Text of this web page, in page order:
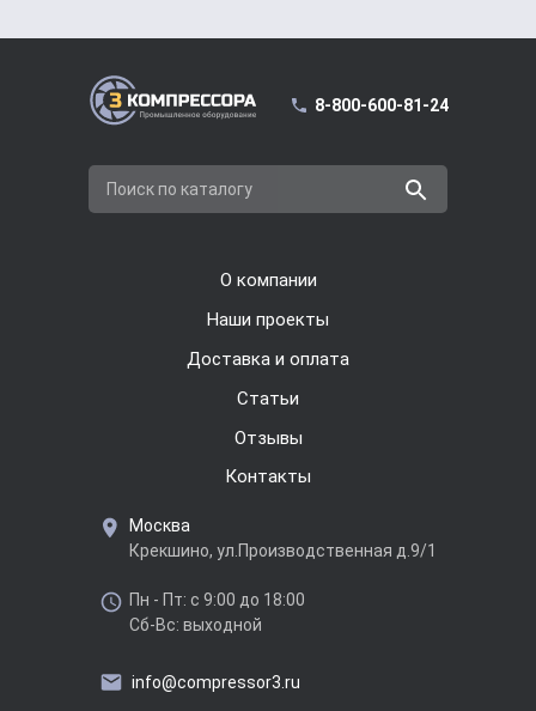
8-800-600-81-24
Поиск по каталогу
О компании
Наши проекты
Доставка и оплата
Cтатьи
Отзывы
Контакты
Москва
Крекшино, ул.Производственная д.9/1
Пн - Пт: с 9:00 до 18:00
Сб-Вс: выходной
info@compressor3.ru